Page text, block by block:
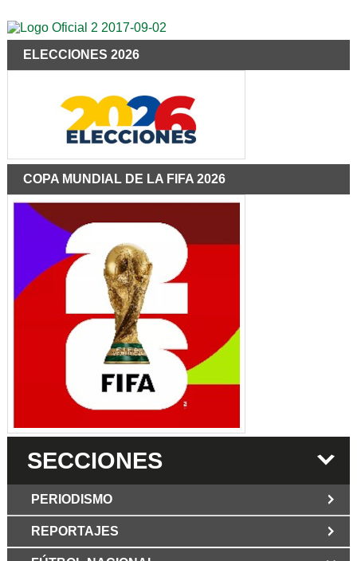
ELECCIONES 2026
COPA MUNDIAL DE LA FIFA 2026
SECCIONES
PERIODISMO
Los Periodist@s
REPORTAJES